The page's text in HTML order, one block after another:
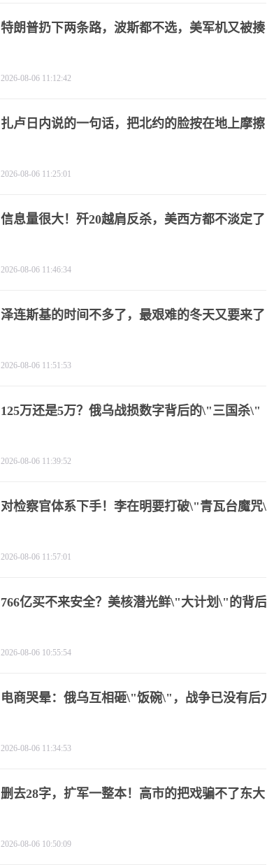
特朗普扔下两条路，波斯都不选，美军机又被揍
2026-08-06 11:12:42
扎卢日内说的一句话，把北约的脸按在地上摩擦
2026-08-06 11:25:01
信息量很大！歼20越肩反杀，美西方都不淡定了
2026-08-06 11:46:34
泽连斯基的时间不多了，最艰难的冬天又要来了
2026-08-06 11:51:53
125万还是5万？俄乌战损数字背后的\"三国杀\"
2026-08-06 11:39:52
对检察官体系下手！李在明要打破\"青瓦台魔咒\"
2026-08-06 11:57:01
766亿买不来安全？美核潜光鲜\"大计划\"的背后
2026-08-06 10:55:54
电商哭晕：俄乌互相砸\"饭碗\"，战争已没有后方
2026-08-06 11:34:53
删去28字，扩军一整本！高市的把戏骗不了东大
2026-08-06 10:50:09